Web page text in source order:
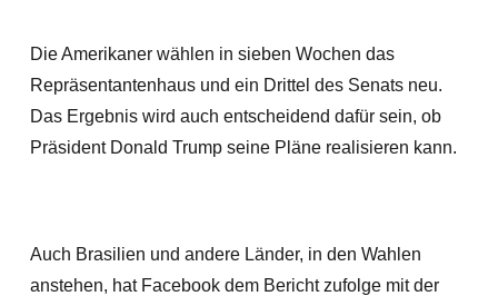
Die Amerikaner wählen in sieben Wochen das
Repräsentantenhaus und ein Drittel des Senats neu.
Das Ergebnis wird auch entscheidend dafür sein, ob
Präsident Donald Trump seine Pläne realisieren kann.
Auch Brasilien und andere Länder, in den Wahlen
anstehen, hat Facebook dem Bericht zufolge mit der